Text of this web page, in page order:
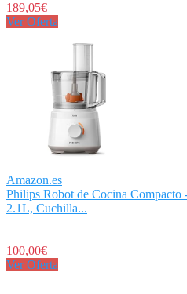
189,05€
Ver Oferta
Amazon.es
Philips Robot de Cocina Compacto
2.1L, Cuchilla...
100,00€
Ver Oferta